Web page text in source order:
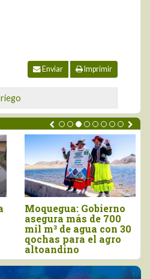
Enviar Imprimir
riego
La Libertad: con
inversión de S/. 54.4
millones, inauguran
CITEagroindustrial
Chavimochic